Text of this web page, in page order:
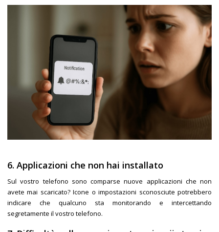
6. Applicazioni che non hai installato
Sul vostro telefono sono comparse nuove applicazioni che non
avete mai scaricato? Icone o impostazioni sconosciute potrebbero
indicare che qualcuno sta monitorando e intercettando
segretamente il vostro telefono.